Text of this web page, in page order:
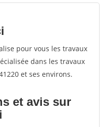
pour vous les travaux
dans les travaux
et ses environs.
et avis sur